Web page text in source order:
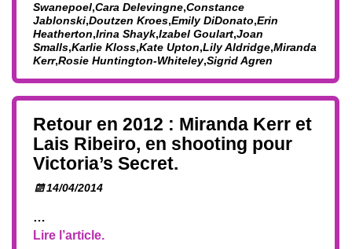
Swanepoel,Cara Delevingne,Constance
Jablonski,Doutzen Kroes,Emily DiDonato,Erin
Heatherton,Irina Shayk,Izabel Goulart,Joan
Smalls,Karlie Kloss,Kate Upton,Lily Aldridge,Miranda
Kerr,Rosie Huntington-Whiteley,Sigrid Agren
Retour en 2012 : Miranda Kerr et
Lais Ribeiro, en shooting pour
Victoria’s Secret.
14/04/2014
…
Lire l’article.